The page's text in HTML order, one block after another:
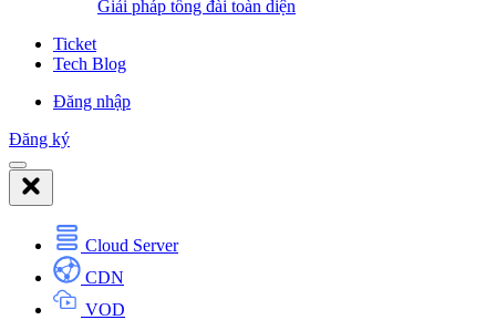
Giải pháp tổng đài toàn diện
Ticket
Tech Blog
Đăng nhập
Đăng ký
Cloud Server
CDN
VOD